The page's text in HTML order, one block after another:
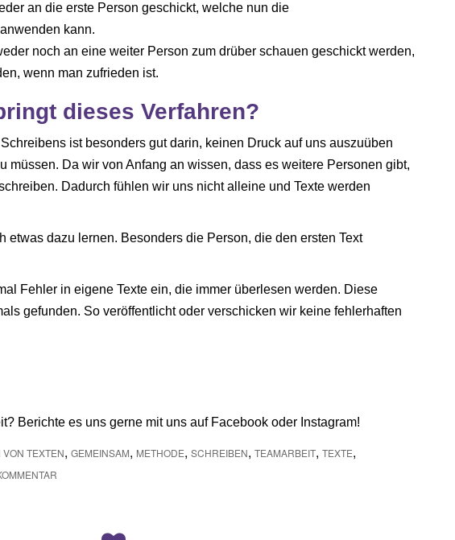
an die erste Person geschickt, welche nun die
kann.
noch an eine weiter Person zum drüber schauen geschickt werden,
wenn man zufrieden ist.
dieses Verfahren?
ist besonders gut darin, keinen Druck auf uns auszuüben
müssen. Da wir von Anfang an wissen, dass es weitere Personen gibt,
Dadurch fühlen wir uns nicht alleine und Texte werden
etwas dazu lernen. Besonders die Person, die den ersten Text
Fehler in eigene Texte ein, die immer überlesen werden. Diese
gefunden. So veröffentlicht oder verschicken wir keine fehlerhaften
Berichte es uns gerne mit uns auf Facebook oder Instagram!
TEXTEN, GEMEINSAM, METHODE, SCHREIBEN, TEAMARBEIT, TEXTE,